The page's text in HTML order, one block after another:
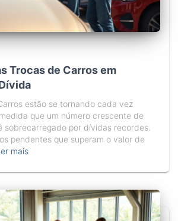
Trocas de Carros em
estão se tornando cada vez
que um número crescente de
sobrecarregado por dívidas recordes.
pendentes que superam o valor de
mais